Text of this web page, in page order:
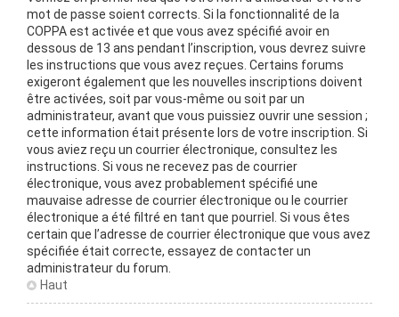
mot de passe soient corrects. Si la fonctionnalité de la
COPPA est activée et que vous avez spécifié avoir en
dessous de 13 ans pendant l’inscription, vous devrez suivre
les instructions que vous avez reçues. Certains forums
exigeront également que les nouvelles inscriptions doivent
être activées, soit par vous-même ou soit par un
administrateur, avant que vous puissiez ouvrir une session ;
cette information était présente lors de votre inscription. Si
vous aviez reçu un courrier électronique, consultez les
instructions. Si vous ne recevez pas de courrier
électronique, vous avez probablement spécifié une
mauvaise adresse de courrier électronique ou le courrier
électronique a été filtré en tant que pourriel. Si vous êtes
certain que l’adresse de courrier électronique que vous avez
spécifiée était correcte, essayez de contacter un
administrateur du forum.
Haut